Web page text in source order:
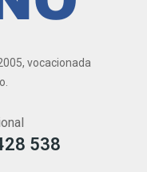
vocacionada
538